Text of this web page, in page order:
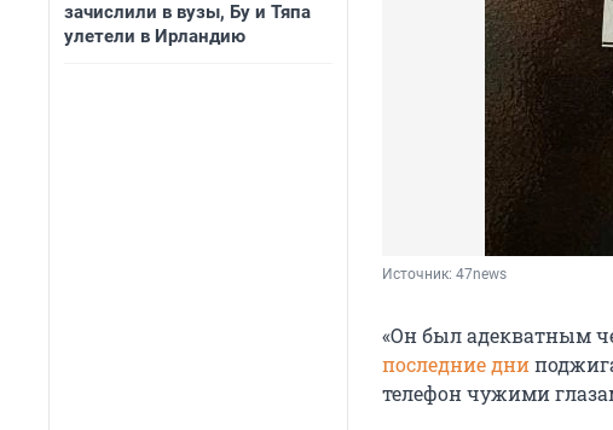
зачислили в вузы, Бу и Тяпа
улетели в Ирландию
Источник: 47news
«Он был адекватным
последние дни
телефон чужими